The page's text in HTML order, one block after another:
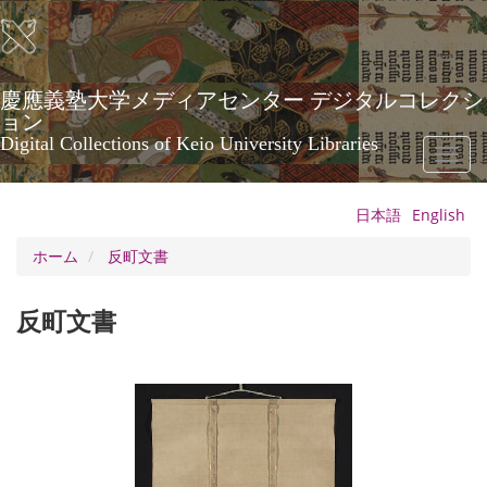
メ
イ
ン
コ
ン
テ
ン
ツ
に
慶應義塾大学メディアセンター デジタルコレクシ
ョン
Digital Collections of Keio University Libraries
Toggle
日本語 English
ホーム
反町文書
反町文書